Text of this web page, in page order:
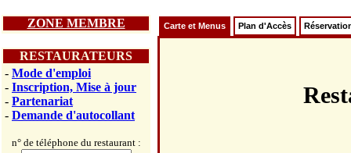
ZONE MEMBRE
RESTAURATEURS
- Mode d'emploi
- Inscription, Mise à jour
- Partenariat
- Demande d'autocollant
n° de téléphone du restaurant :
Carte et Menus Plan d'Accès